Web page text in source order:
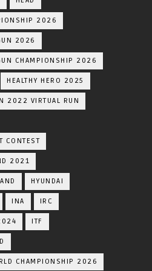
2026
2026
CHAMPIONSHIP 2026
HEALTHY HERO 2025
2022 VIRTUAL RUN
CONTEST
2021
HYUNDAI
INA IRC
ITF
CHAMPIONSHIP 2026